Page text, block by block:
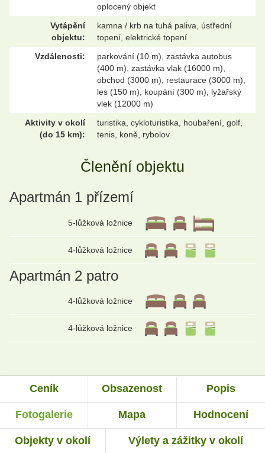
oplocený objekt
Vytápění
objektu:
kamna / krb na tuhá paliva, ústřední
topení, elektrické topení
Vzdálenosti:
parkování (10 m), zastávka autobus
(400 m), zastávka vlak (16000 m),
obchod (3000 m), restaurace (3000 m),
les (150 m), koupání (300 m), lyžařský
vlek (12000 m)
Aktivity v okolí
(do 15 km):
turistika, cykloturistika, houbaření, golf,
tenis, koně, rybolov
Členění objektu
Apartmán 1 přízemí
5-lůžková ložnice
4-lůžková ložnice
Apartmán 2 patro
4-lůžková ložnice
4-lůžková ložnice
Ceník Obsazenost Popis
Fotogalerie Mapa Hodnocení
Objekty v okolí Výlety a zážitky v okolí